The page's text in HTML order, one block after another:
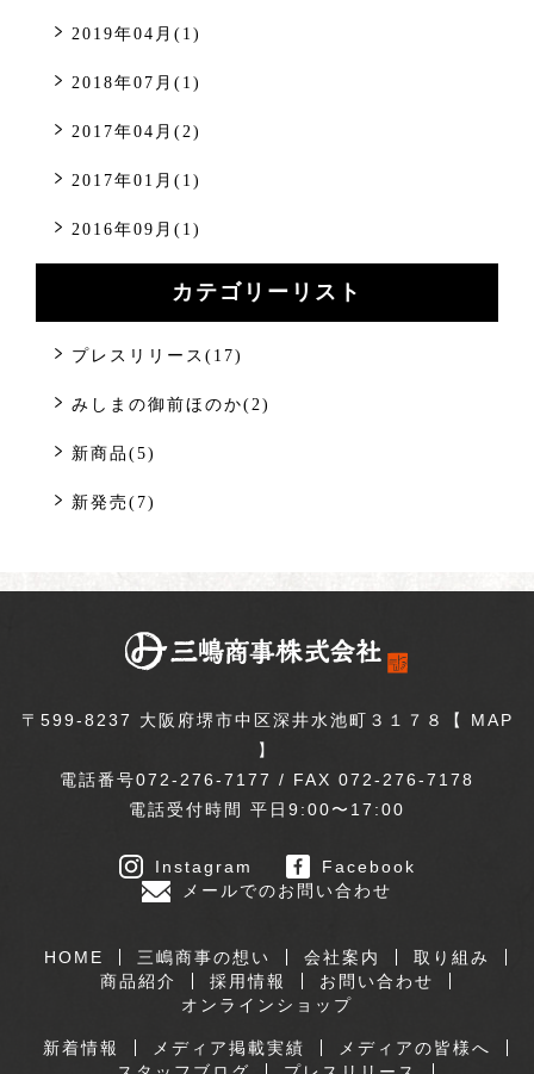
2019年04月(1)
2018年07月(1)
2017年04月(2)
2017年01月(1)
2016年09月(1)
カテゴリーリスト
プレスリリース(17)
みしまの御前ほのか(2)
新商品(5)
新発売(7)
〒599-8237 大阪府堺市中区深井水池町３１７８【 MAP
】
電話番号072-276-7177 / FAX 072-276-7178
電話受付時間 平日9:00〜17:00
Instagram
Facebook
メールでのお問い合わせ
HOME 三嶋商事の想い 会社案内
取り組み
商品紹介
採用情報
お問い合わせ
オンラインショップ
新着情報 メディア掲載実績
メディアの皆様へ